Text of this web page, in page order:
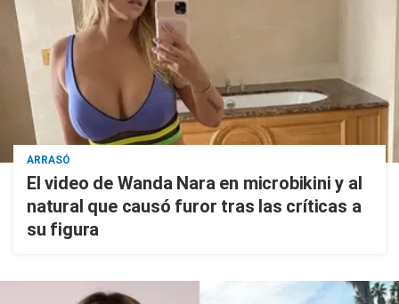
ARRASÓ
El video de Wanda Nara en microbikini y al
natural que causó furor tras las críticas a
su figura